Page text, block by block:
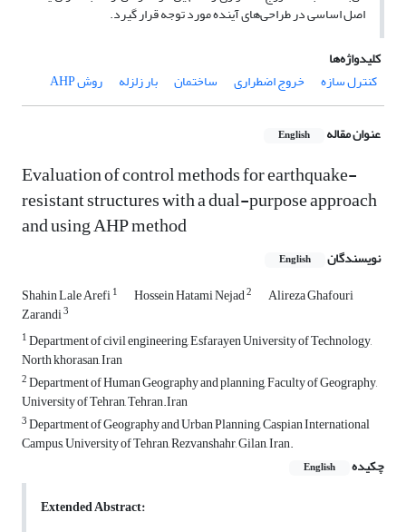
اصل اساسی در طراحی‌های آینده مورد توجه قرار گیرد.
کلیدواژه‌ها
کنترل سازه
خروج اضطراری ساختمان بار زلزله روش AHP
عنوان مقاله English
Evaluation of control methods for earthquake-
resistant structures with a dual-purpose approach
and using AHP method
نویسندگان English
Shahin Lale Arefi1 Hossein Hatami Nejad2 Alireza Ghafouri
Zarandi3
1Department of civil engineering, Esfarayen University of Technology,
North khorasan, Iran
2Department of Human Geography and planning, Faculty of Geography,
University of Tehran, Tehran.Iran
3Department of Geography and Urban Planning, Caspian International
Campus, University of Tehran, Rezvanshahr, Gilan, Iran.
چکیده
English
Extended Abstract: